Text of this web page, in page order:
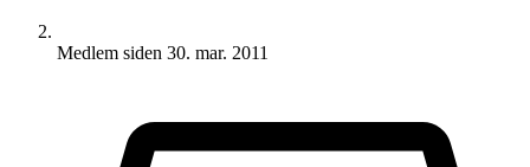
Medlem siden 30. mar. 2011